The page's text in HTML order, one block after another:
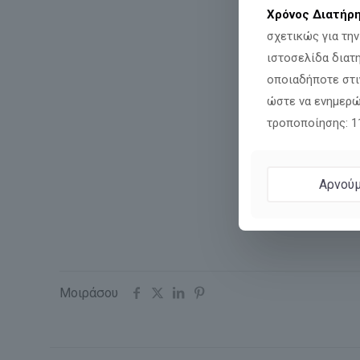
Μοιράσου
Χρόνος
σχετικώς για
ιστοσελίδα
οποιαδήποτε
ώστε να
τροποποίησης: